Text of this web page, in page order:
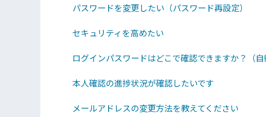
パスワードを変更したい（パスワード再設定）
セキュリティを高めたい
ログインパスワードはどこで確認できますか？（自
本人確認の進捗状況が確認したいです
メールアドレスの変更方法を教えてください